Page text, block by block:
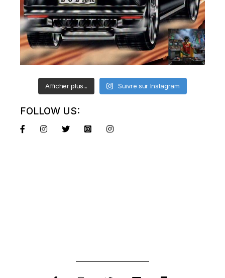
Afficher plus... Suivre sur Instagram
FOLLOW US: